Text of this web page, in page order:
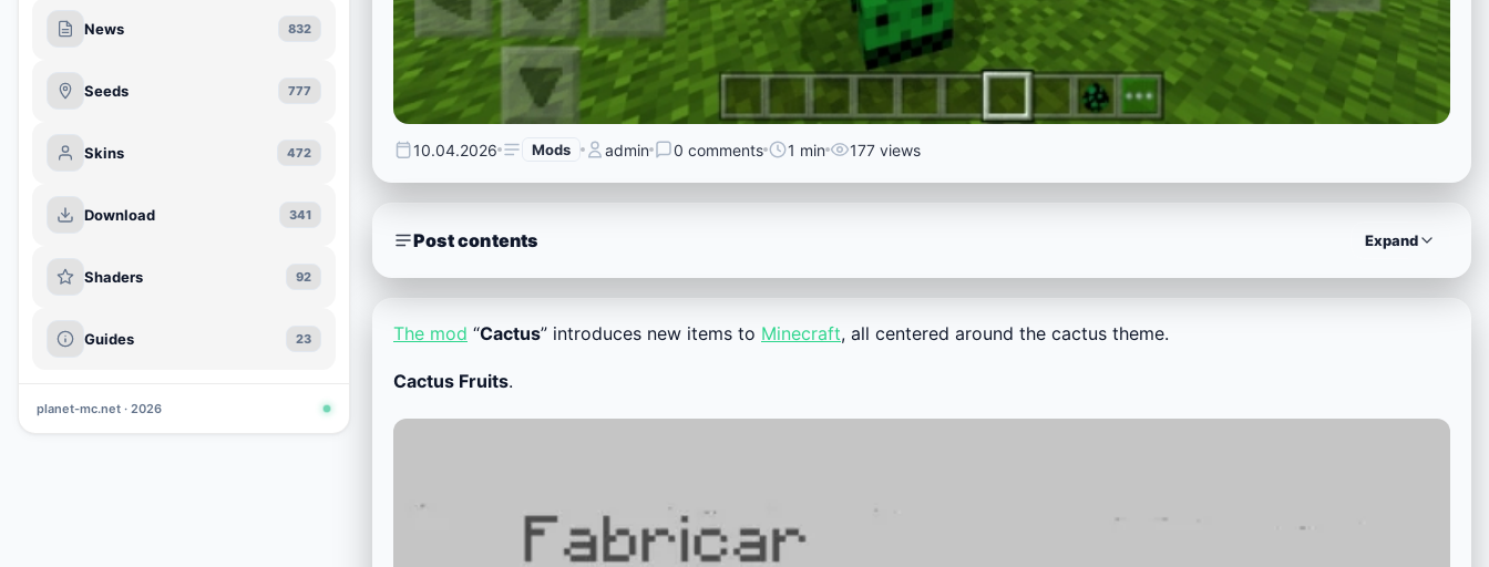
News 832
Seeds 777
Skins 472
Download 341
Shaders 92
Guides 23
planet-mc.net · 2026
10.04.2026 Mods admin 0 comments 1 min 177 views
Post contents Expand
The mod “Cactus” introduces new items to Minecraft, all centered around the cactus theme.
Cactus Fruits.